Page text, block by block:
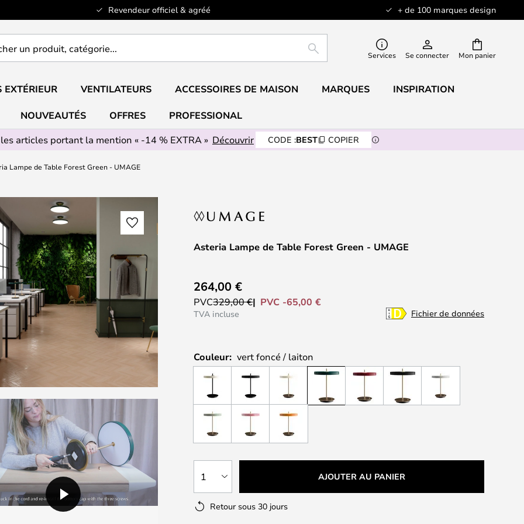
Revendeur officiel & agréé + de 100 marques design
Mon panier
RECHERCHERServices Se connecter
EXTÉRIEUR VENTILATEURS ACCESSOIRES DE MAISON MARQUES INSPIRATION
NOUVEAUTÉS OFFRES
PROFESSIONAL
articles portant la mention « -14 % EXTRA » Découvrir CODE :BEST COPIER
Lampe de Table Forest Green - UMAGE
Asteria Lampe de Table Forest Green - UMAGE
264,00 €
PVC329,00 € PVC -65,00 €
TVA incluse Fichier de données
Couleur: vert foncé / laiton
1 AJOUTER AU PANIER
Retour sous 30 jours